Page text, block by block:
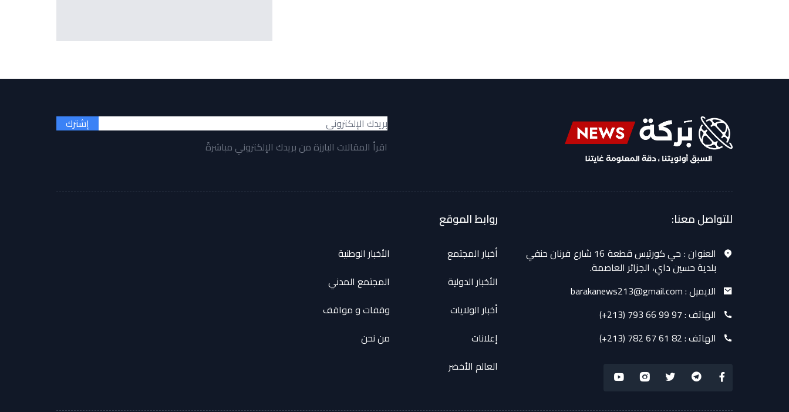
إشترك
اقرأ المقالات البارزة من بريدك الإلكتروني مباشرةً
للتواصل معنا:
العنوان :
حي كورتيس قطعة 16 شارع فرنان حنفي
بلدية حسين داي، الجزائر العاصمة.
الايميل :barakanews213@gmail.com
الهاتف :(+213) 793 66 99 97
الهاتف :(+213) 782 67 61 82
روابط الموقع
أخبار المجتمع
الأخبار الوطنية
الأخبار الدولية
المجتمع المدني
أخبار الولايات
وقفات و مواقف
إعلانات
من نحن
العالم الأخضر